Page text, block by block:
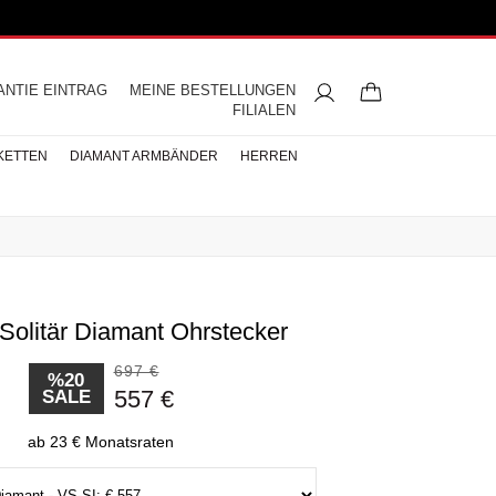
MEINE BESTELLUNGEN
EINTRAG
FILIALEN
Eheringe
Halbmemoire
Diamantringe
Perlen Ohrringe
Buchstaben Halskette
DIAMANT ARMBÄNDER HERREN
Herren Halsketten
Diamant Ohrstecker
%20
SALE
697 €
557 €
ab 23 € Monatsraten